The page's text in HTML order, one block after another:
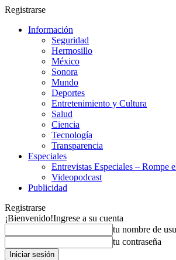
Registrarse
Información
Seguridad
Hermosillo
México
Sonora
Mundo
Deportes
Entretenimiento y Cultura
Salud
Ciencia
Tecnología
Transparencia
Especiales
Entrevistas Especiales – Rompe
Videopodcast
Publicidad
Registrarse
¡Bienvenido!Ingrese a su cuenta
tu nombre de
tu contraseña